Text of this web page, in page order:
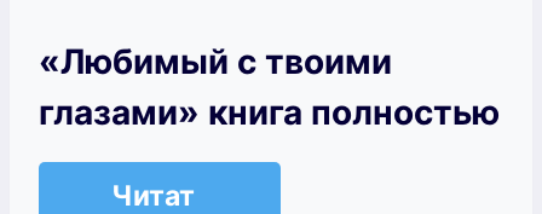
«Любимый с твоими
глазами» книга полностью
Читат